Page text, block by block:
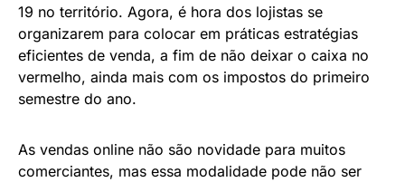
19 no território. Agora, é hora dos lojistas se
organizarem para colocar em práticas estratégias
eficientes de venda, a fim de não deixar o caixa no
vermelho, ainda mais com os impostos do primeiro
semestre do ano.
As vendas online não são novidade para muitos
comerciantes, mas essa modalidade pode não ser